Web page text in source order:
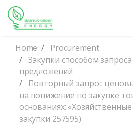
Home
Procurement
Закупки способом
предложений
Повторный запрос
на понижение по закупке
основаниях:
закупки 257595)